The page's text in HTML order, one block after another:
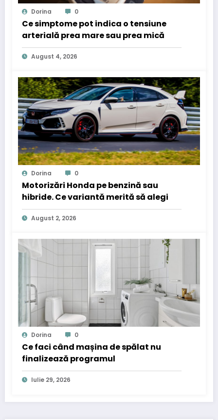
Dorina 0
Ce simptome pot indica o tensiune
arterială prea mare sau prea mică
August 4, 2026
Dorina 0
Motorizări Honda pe benzină sau
hibride. Ce variantă merită să alegi
August 2, 2026
Dorina 0
Ce faci când mașina de spălat nu
finalizează programul
Iulie 29, 2026